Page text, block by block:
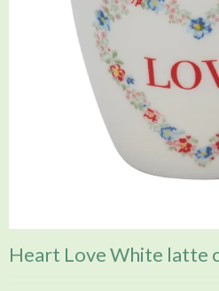
Heart Love White latte